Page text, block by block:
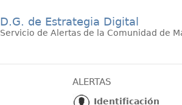
D.G. de Estrategia Digital
Servicio de Alertas de la Comunidad de
ALERTAS
Identificación